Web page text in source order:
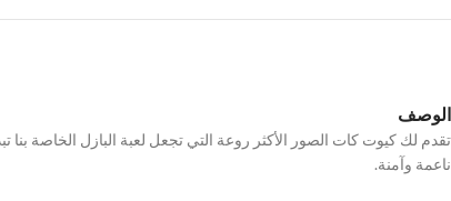
الوصف
تقدم لك كيوت كات الصور الأكثر روعة التي تجعل لعبة البازل الخاصة بنا
ناعمة وآمنة.